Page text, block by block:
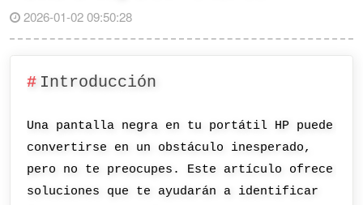
2026-01-02 09:50:28
Introducción
Una pantalla negra en tu portátil HP puede
convertirse en un obstáculo inesperado,
pero no te preocupes. Este artículo ofrece
soluciones que te ayudarán a identificar